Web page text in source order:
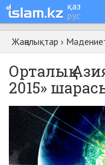
қаз
рус
Жаңалықтар ›
Орталық
2015»